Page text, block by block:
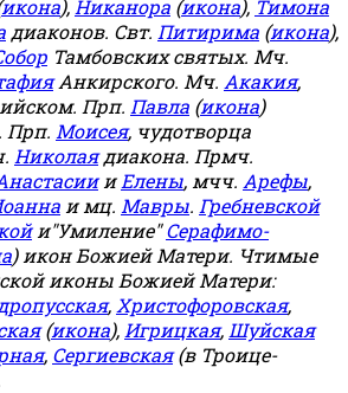
икона), Никанора (икона), Тимона
диаконов. Свт. Питирима (икона),
Тамбовских святых. Мч.
Анкирского. Мч. Акакия,
Прп. Павла (икона)
Прп. Моисея, чудотворца
Николаядиакона. Прмч.
иЕлены, мчч. Арефы,
и мц. Мавры. Гребневской
и"Умиление"Серафимо-
) икон Божией Матери. Чтимые
иконы Божией Матери:
, Христофоровская,
(икона), Игрицкая, Шуйская
, Сергиевская(в Троице-